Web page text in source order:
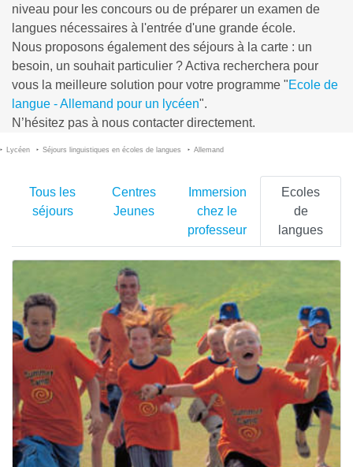
niveau pour les concours ou de préparer un examen de
langues nécessaires à l'entrée d'une grande école.
Nous proposons également des séjours à la carte : un
besoin, un souhait particulier ? Activa recherchera pour
vous la meilleure solution pour votre programme "Ecole de
langue - Allemand pour un lycéen".
N’hésitez pas à nous contacter directement.
Lycéen Séjours linguistiques en écoles de langues Allemand
Tous les
séjours
Centres
Jeunes
Immersion
chez le
professeur
Ecoles
de
langues